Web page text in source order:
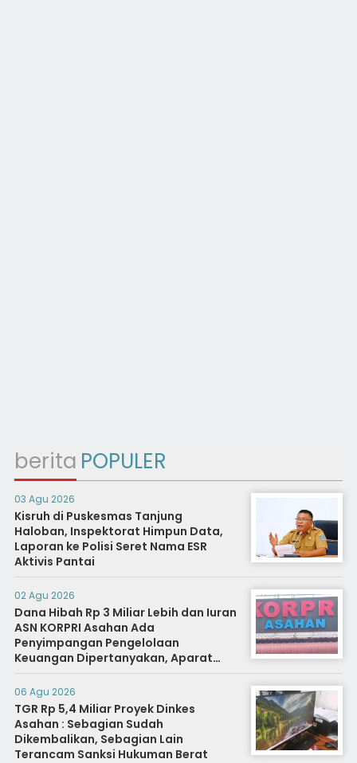
berita POPULER
03 Agu 2026
Kisruh di Puskesmas Tanjung
Haloban, Inspektorat Himpun Data,
Laporan ke Polisi Seret Nama ESR
Aktivis Pantai
02 Agu 2026
Dana Hibah Rp 3 Miliar Lebih dan Iuran
ASN KORPRI Asahan Ada
Penyimpangan Pengelolaan
Keuangan Dipertanyakan, Aparat
Diminta Segera Usut
06 Agu 2026
TGR Rp 5,4 Miliar Proyek Dinkes
Asahan : Sebagian Sudah
Dikembalikan, Sebagian Lain
Terancam Sanksi Hukuman Berat